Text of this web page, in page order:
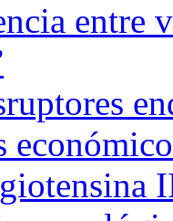
entre